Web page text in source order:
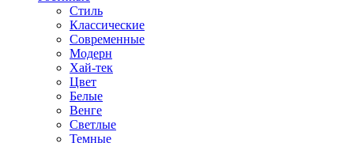
Стиль
Классические
Современные
Модерн
Хай-тек
Цвет
Белые
Венге
Светлые
Темные